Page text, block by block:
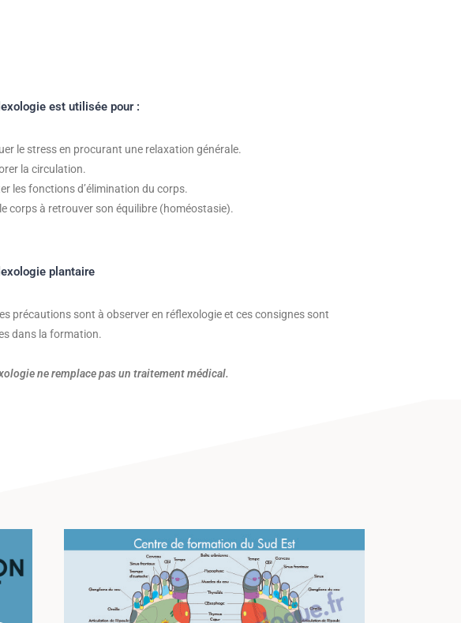
est utilisée pour :
le stress en procurant une relaxation générale.
la circulation.
les fonctions d’élimination du corps.
corps à retrouver son équilibre (homéostasie).
plantaire
précautions sont à observer en réflexologie et ces consignes sont
dans la formation.
ne remplace pas un traitement médical.